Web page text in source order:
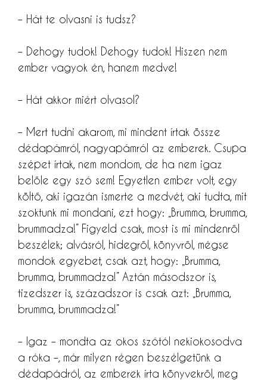
– Hát te olvasni is tudsz?
– Dehogy tudok! Dehogy tudok! Hiszen nem
ember vagyok én, hanem medve!
– Hát akkor miért olvasol?
– Mert tudni akarom, mi mindent írtak össze
dédapámról, nagyapámról az emberek. Csupa
szépet írtak, nem mondom, de ha nem igaz
belőle egy szó sem! Egyetlen ember volt, egy
költő, aki igazán ismerte a medvét, aki tudta, mit
szoktunk mi mondani, ezt hogy: „Brumma, brumma,
brummadza!” Figyeld csak, most is mi mindenről
beszélek; alvásról, hidegről, könyvről, mégse
mondok egyebet, csak azt, hogy: „Brumma,
brumma, brummadza!” Aztán másodszor is,
tizedszer is, századszor is csak azt: „Brumma,
brumma, brummadza!”
– Igaz – mondta az okos szótól nekiokosodva
a róka –, már milyen régen beszélgetünk a
dédapádról, az emberek írta könyvekről, meg